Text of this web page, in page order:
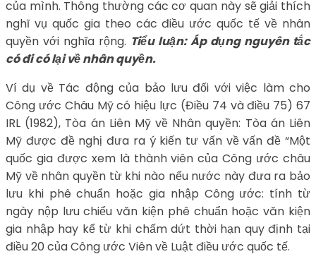
của mình. Thông thường các cơ quan này sẽ giải thích
nghĩ vụ quốc gia theo các điều ước quốc tế về nhân
quyền với nghĩa rộng. Tiểu luận: Áp dụng nguyên tắc
có đi có lại về nhân quyền.
Ví dụ về Tác động của bảo lưu đối với việc làm cho
Công ước Châu Mỹ có hiệu lực (Điều 74 và điều 75) 67
IRL (1982), Tòa án Liên Mỹ về Nhân quyền: Tòa án Liên
Mỹ được đề nghị đưa ra ý kiến tư vấn về vấn đề “Một
quốc gia được xem là thành viên của Công ước châu
Mỹ về nhân quyền từ khi nào nếu nước này đưa ra bảo
lưu khi phê chuẩn hoặc gia nhập Công ước: tính từ
ngày nộp lưu chiểu văn kiện phê chuẩn hoặc văn kiện
gia nhập hay kể từ khi chấm dứt thời hạn quy định tại
điều 20 của Công ước Viên về Luật điều ước quốc tế.